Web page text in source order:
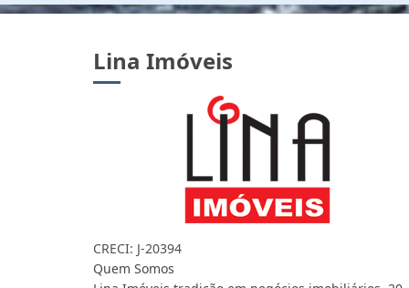
Lina Imóveis
CRECI: J-20394
Quem Somos